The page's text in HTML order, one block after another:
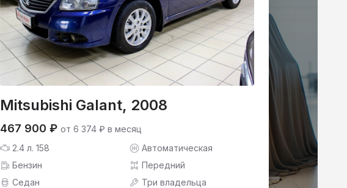
Mitsubishi Galant, 2008
467 900 ₽ от 6 374 ₽ в месяц
2.4 л. 158
Автоматическая
Бензин
Передний
Седан
Три владельца